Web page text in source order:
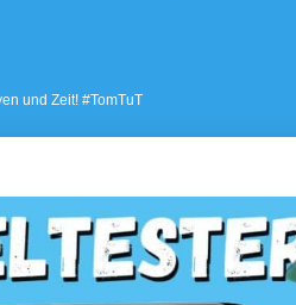
und Zeit! #TomTuT